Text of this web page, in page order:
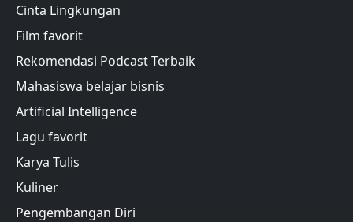
Cinta Lingkungan
Film favorit
Rekomendasi Podcast Terbaik
Mahasiswa belajar bisnis
Artificial Intelligence
Lagu favorit
Karya Tulis
Kuliner
Pengembangan Diri